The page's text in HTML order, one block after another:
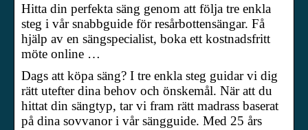
Hitta din perfekta säng genom att följa tre enkla
steg i vår snabbguide för resårbottensängar. Få
hjälp av en sängspecialist, boka ett kostnadsfritt
möte online …
Dags att köpa säng? I tre enkla steg guidar vi dig
rätt utefter dina behov och önskemål. När att du
hittat din sängtyp, tar vi fram rätt madrass baserat
på dina sovvanor i vår sängguide. Med 25 års